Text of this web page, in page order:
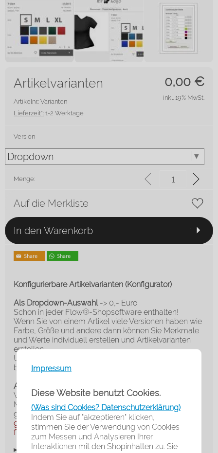
Impressum
Diese Website benutzt Cookies.
(Was sind Cookies? Datenschutzerklärung)
Indem Sie auf "akzeptieren" klicken,
stimmen Sie der Verwendung von Cookies
zum Messen und Analysieren Ihrer
Interaktionen mit den Shopinhalten zu. Sie
0,00 €
Artikelvarianten
Artikelnr.: Varianten
Lieferzeit*: 1-2 Werktage
inkl. 19% MwSt.
Version
Menge:
Auf die Merkliste
In den Warenkorb
Konfigurierbare Artikelvarianten (Konfigurator)
Als Dropdown-Auswahl-> 0,- Euro
Schon in jeder Flow®-Shopsoftware enthalten!
Wenn Sie von einem Artikel viele Versionen haben wie
Farbe, Größe und andere dann können Sie Merkmale
und Werte individuell erstellen und Artikelvarianten
erstellen.
Und dies so einfach und intuitiv, wie Sie es noch nie
bei einer Shopsoftware gesehen haben!
Als Grafischer Konfigurator - Modul
Wer es schicker möchte, für den gibt es die
Möglichkeit ein optionales Modul zu kaufen mit
grafischen Icons, welche Sie auchindividuell
gestaltenkönnen.Sogar die Größe der Icons ist
flexibel, die Anzahl ebenfalls.
▸Widerrufsbelehrung